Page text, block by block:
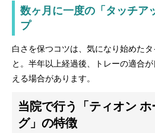
数ヶ月に一度の「タッチア
プ
白さを保つコツは、気になり始めた
と。半年以上経過後、トレーの適合
える場合があります。
当院で行う「ティオン
グ」の特徴